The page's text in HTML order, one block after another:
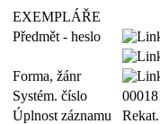
EXEMPLÁŘE
Předmět - heslo
Forma, žánr
Systém. číslo
Úplnost záznamu
Rekat.